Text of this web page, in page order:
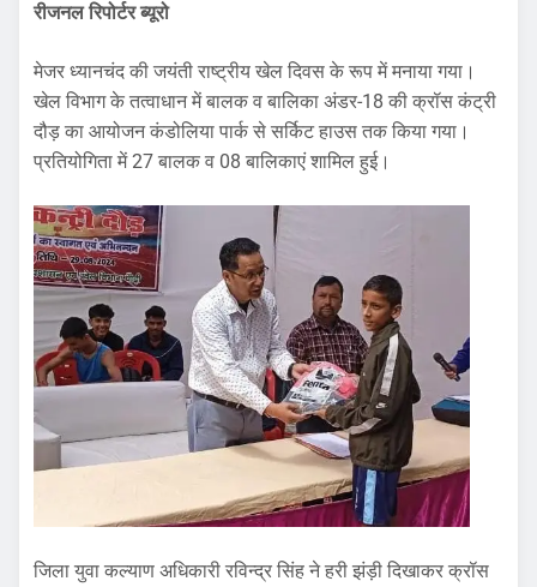
रीजनल रिपोर्टर ब्यूरो
मेजर ध्यानचंद की जयंती राष्ट्रीय खेल दिवस के रूप में मनाया गया।
खेल विभाग के तत्वाधान में बालक व बालिका अंडर-18 की क्रॉस कंट्री
दौड़ का आयोजन कंडोलिया पार्क से सर्किट हाउस तक किया गया।
प्रतियोगिता में 27 बालक व 08 बालिकाएं शामिल हुई।
जिला युवा कल्याण अधिकारी रविन्द्र सिंह ने हरी झंड़ी दिखाकर क्रॉस